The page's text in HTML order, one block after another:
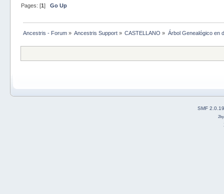
Pages: [1] Go Up
Ancestris - Forum» Ancestris Support » CASTELLANO » Árbol Genealógico en
SMF 2.0.19